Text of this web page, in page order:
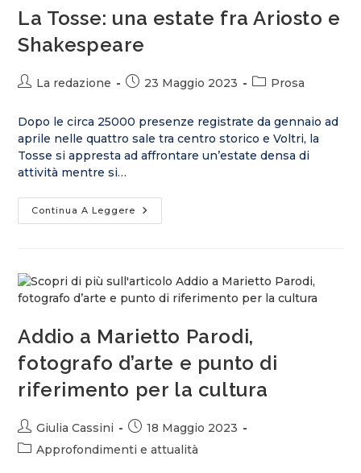
La Tosse: una estate fra Ariosto e
Shakespeare
La redazione 23 Maggio 2023 Prosa
Dopo le circa 25000 presenze registrate da gennaio ad
aprile nelle quattro sale tra centro storico e Voltri, la
Tosse si appresta ad affrontare un’estate densa di
attività mentre si…
Continua A Leggere
Addio a Marietto Parodi,
fotografo d’arte e punto di
riferimento per la cultura
Giulia Cassini
18 Maggio 2023
Approfondimenti e attualità